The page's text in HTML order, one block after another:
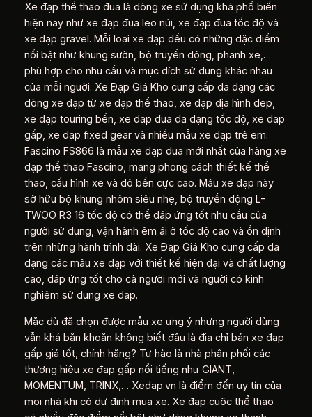
Xe đạp thể thao đua là dòng xe sử dụng khá phổ biến
hiện nay như xe đạp đua leo núi, xe đạp đua tốc độ và
xe đạp gravel. Mỗi loại xe đạp đều có những đặc điểm
nổi bật như khung sườn, bộ truyền động, phanh xe,…
phù hợp cho nhu cầu và mục đích sử dụng khác nhau
của mỗi người. Xe Đạp Giá Kho cung cấp đa dạng các
dòng xe đạp từ xe đạp thể thao, xe đạp địa hình đẹp,
xe đạp touring bền, xe đạp đua đa dạng tốc độ, xe đạp
gấp, xe đạp fixed gear và nhiều mẫu xe đạp trẻ em.
Fascino FS866 là mẫu xe đạp đua mới nhất của hãng xe
đạp thể thao Fascino, mang phong cách thiết kế thể
thao, cấu hình xe và độ bền cực cao. Mẫu xe đạp này
sở hữu bộ khung nhôm siêu nhẹ, bộ truyền động L-
TWOO R3 16 tốc độ có thể đáp ứng tốt nhu cầu của
người sử dụng, vận hành êm ái ở tốc độ cao và ổn định
trên những hành trình dài. Xe Đạp Giá Kho cung cấp đa
dạng các mẫu xe đạp với thiết kế hiện đại và chất lượng
cao, đáp ứng tốt cho cả người mới và người có kinh
nghiệm sử dụng xe đạp.
Mặc dù đã chọn được mẫu xe ưng ý nhưng người dùng
vẫn khá băn khoăn không biết đâu là địa chỉ bán xe đạp
gấp giá tốt, chính hãng? Tự hào là nhà phân phối các
thương hiệu xe đạp gấp nổi tiếng như GIANT,
MOMENTUM, TRINX,… Xedap.vn là điểm đến uy tín của
mọi nhà khi có dự định mua xe. Xe đạp cuộc thể thao